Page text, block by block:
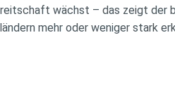
wächst – das zeigt der
mehr oder weniger stark